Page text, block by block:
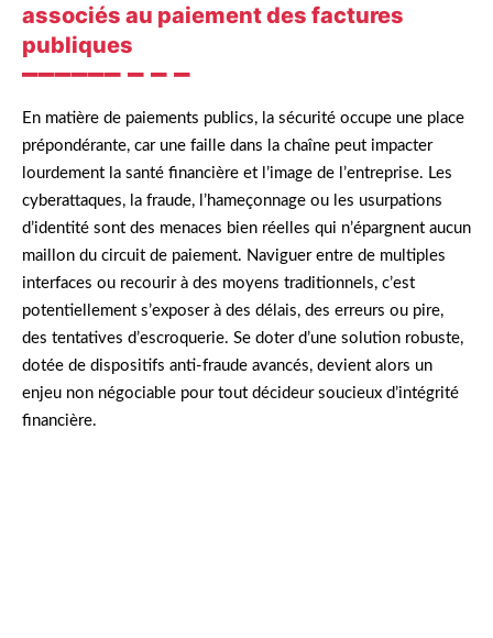
associés au paiement des factures
publiques
En matière de paiements publics, la sécurité occupe une place
prépondérante, car une faille dans la chaîne peut impacter
lourdement la santé financière et l’image de l’entreprise. Les
cyberattaques, la fraude, l’hameçonnage ou les usurpations
d’identité sont des menaces bien réelles qui n’épargnent aucun
maillon du circuit de paiement. Naviguer entre de multiples
interfaces ou recourir à des moyens traditionnels, c’est
potentiellement s’exposer à des délais, des erreurs ou pire,
des tentatives d’escroquerie. Se doter d’une solution robuste,
dotée de dispositifs anti-fraude avancés, devient alors un
enjeu non négociable pour tout décideur soucieux d’intégrité
financière.